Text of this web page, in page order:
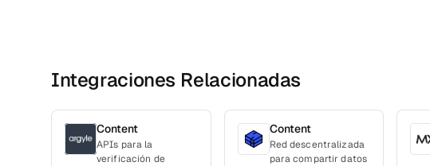
Integraciones Relacionadas
Content
APIs para la
verificación de
Content
Red descentralizada
para compartir datos